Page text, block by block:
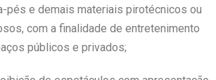
pés e demais materiais pirotécnicos ou
com a finalidade de entretenimento
públicos e privados;